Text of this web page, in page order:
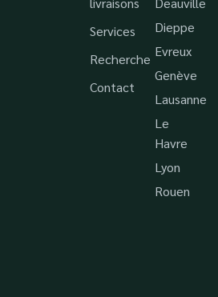
Services
Recherche
Contact
Dieppe
Evreux
Genève
Lausanne
Le
Havre
Lyon
Rouen